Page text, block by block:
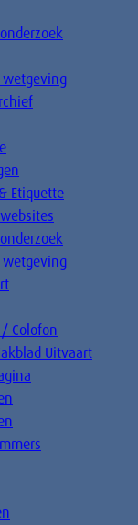
wetgeving
Etiquette
wetgeving
Colofon
Uitvaart